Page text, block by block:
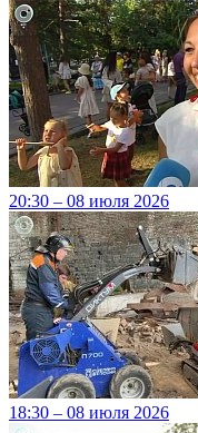
20:30 – 08 июля 2026
18:30 – 08 июля 2026